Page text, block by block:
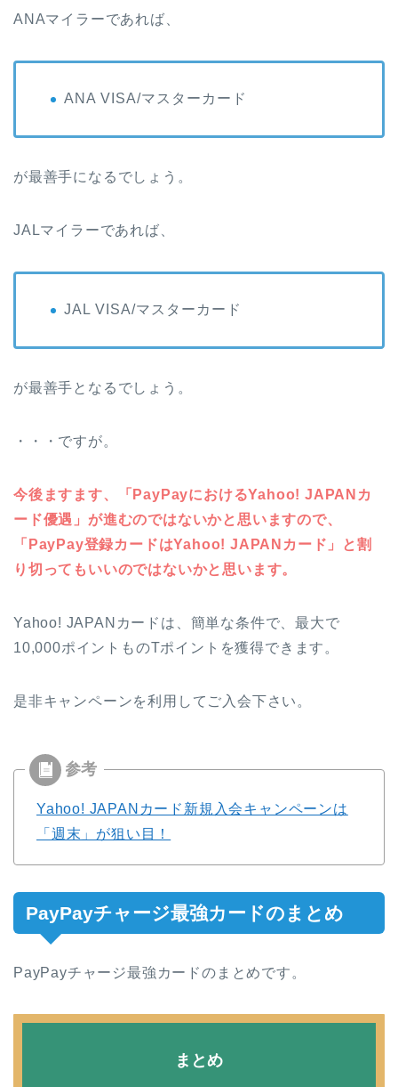
ANAマイラーであれば、
ANA VISA/マスターカード
が最善手になるでしょう。
JALマイラーであれば、
JAL VISA/マスターカード
が最善手となるでしょう。
・・・ですが。
今後ますます、「PayPayにおけるYahoo! JAPANカ
ード優遇」が進むのではないかと思いますので、
「PayPay登録カードはYahoo! JAPANカード」と割
り切ってもいいのではないかと思います。
Yahoo! JAPANカードは、簡単な条件で、最大で
10,000ポイントものTポイントを獲得できます。
是非キャンペーンを利用してご入会下さい。
Yahoo! JAPANカード新規入会キャンペーンは
「週末」が狙い目！
PayPayチャージ最強カードのまとめ
PayPayチャージ最強カードのまとめです。
まとめ